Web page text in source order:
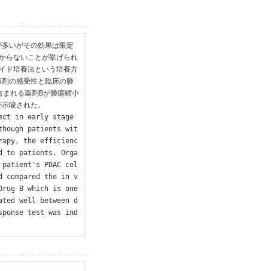
いがその効果は限定
らないことが挙げられ
ド培養法という培養方
の感受性と臨床の腫
れる薬剤Bが腫瘍縮小
唆された。
in early stage
patients wit
the efficienc
to patients. Orga
PDAC cel
compared the in v
B which is one
well between d
test was ind